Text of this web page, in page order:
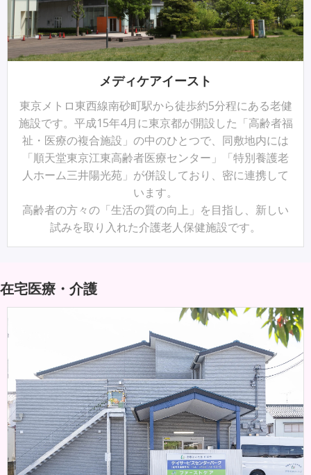
メディケアイースト
東京メトロ東西線南砂町駅から徒歩約5分程にある老健
施設です。平成15年4月に東京都が開設した「高齢者福
祉・医療の複合施設」の中のひとつで、同敷地内には
「順天堂東京江東高齢者医療センター」「特別養護老
人ホーム三井陽光苑」が併設しており、密に連携して
います。
高齢者の方々の「生活の質の向上」を目指し、新しい
試みを取り入れた介護老人保健施設です。
在宅医療・介護